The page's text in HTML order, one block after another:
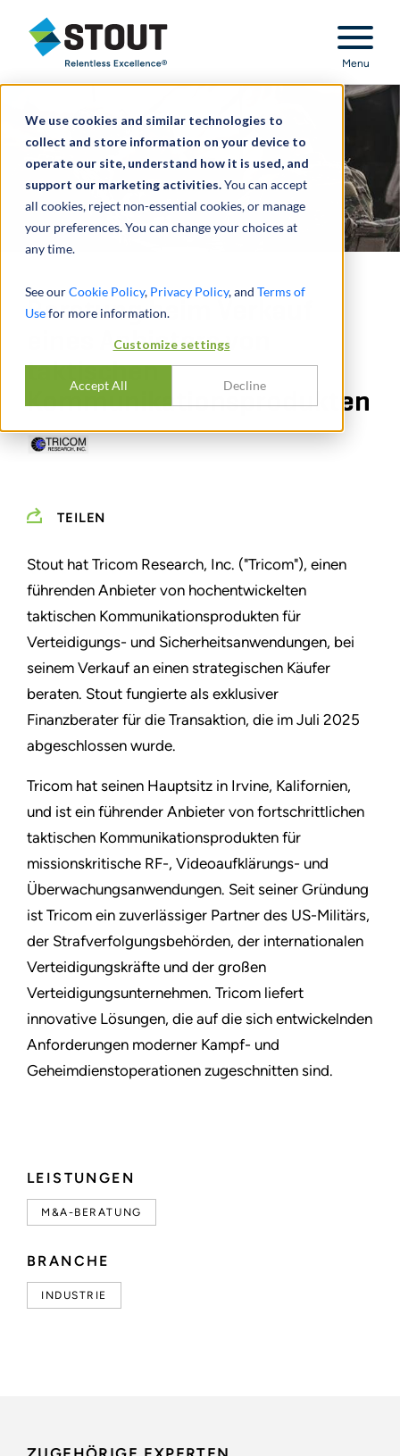
We use cookies and similar technologies to
collect and store information on your device to
operate our site, understand how it is used, and
support our marketing activities.You can accept
all cookies, reject non-essential cookies, or manage
your preferences. You can change your choices at
any time.
See ourCookie Policy, Privacy Policy, and Terms of
Usefor more information.
Customize settings
Accept All Decline
Stout Relentless Excellence
Menu
LEISTUNGEN
M&A-BERATUNG
BRANCHE
INDUSTRIE
Beratung beim Verkauf
eines Anbieters von
taktischen
Kommunikationsprodukten
TEILEN
Stout hat Tricom Research, Inc. ("Tricom"), einen
führenden Anbieter von hochentwickelten
taktischen Kommunikationsprodukten für
Verteidigungs- und Sicherheitsanwendungen, bei
seinem Verkauf an einen strategischen Käufer
beraten. Stout fungierte als exklusiver
Finanzberater für die Transaktion, die im Juli 2025
abgeschlossen wurde.
Tricom hat seinen Hauptsitz in Irvine, Kalifornien,
und ist ein führender Anbieter von fortschrittlichen
taktischen Kommunikationsprodukten für
missionskritische RF-, Videoaufklärungs- und
Überwachungsanwendungen. Seit seiner Gründung
ist Tricom ein zuverlässiger Partner des US-Militärs,
der Strafverfolgungsbehörden, der internationalen
Verteidigungskräfte und der großen
Verteidigungsunternehmen. Tricom liefert
innovative Lösungen, die auf die sich entwickelnden
Anforderungen moderner Kampf- und
Geheimdienstoperationen zugeschnitten sind.